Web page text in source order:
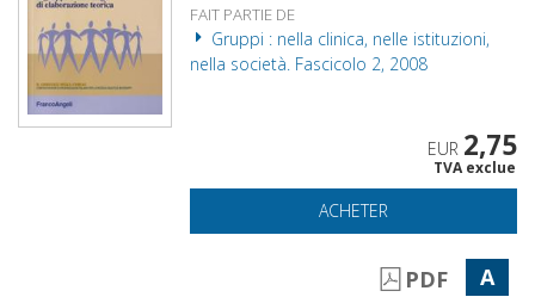
FAIT PARTIE DE
Gruppi : nella clinica, nelle istituzioni,
nella società. Fascicolo 2, 2008
EUR 2,75
TVA exclue
ACHETER
PDF A